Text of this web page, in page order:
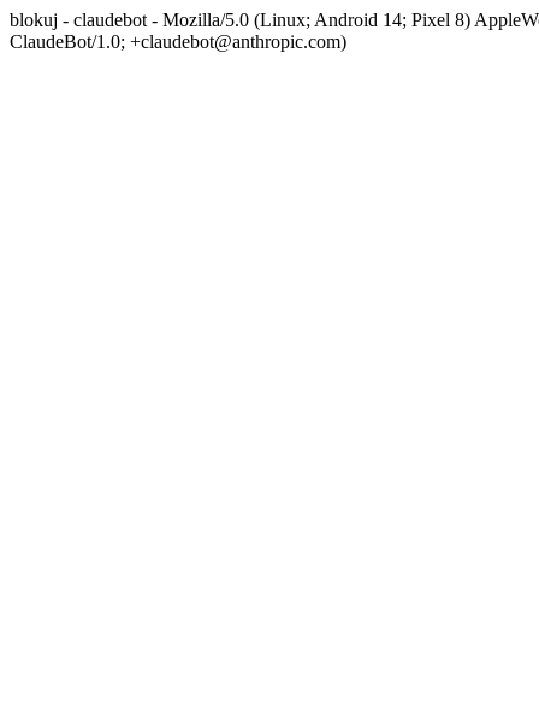
blokuj - claudebot - Mozilla/5.0 (Linux; Android 14; Pixel 8)
ClaudeBot/1.0; +claudebot@anthropic.com)